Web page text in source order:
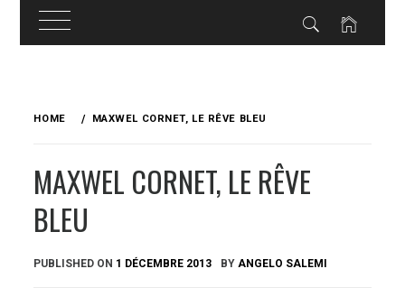
HOME MAXWEL CORNET, LE RÊVE BLEU
MAXWEL CORNET, LE RÊVE
BLEU
PUBLISHED ON 1 DÉCEMBRE 2013 BY ANGELO SALEMI